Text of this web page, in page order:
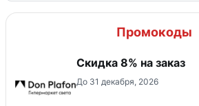
Промокоды
Скидка 8% на заказ
До 31 декабря, 2026